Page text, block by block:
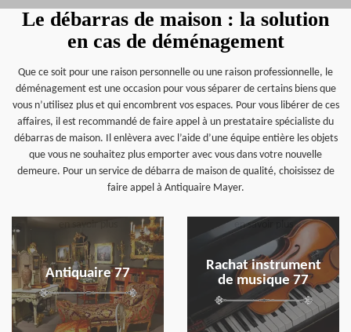
Le débarras de maison : la solution
en cas de déménagement
Que ce soit pour une raison personnelle ou une raison professionnelle, le
déménagement est une occasion pour vous séparer de certains biens que
vous n’utilisez plus et qui encombrent vos espaces. Pour vous libérer de ces
affaires, il est recommandé de faire appel à un prestataire spécialiste du
débarras de maison. Il enlèvera avec l’aide d’une équipe entière les objets
que vous ne souhaitez plus emporter avec vous dans votre nouvelle
demeure. Pour un service de débarra de maison de qualité, choisissez de
faire appel à Antiquaire Mayer.
Antiquaire 77
en savoir plus
Rachat instrument
de musique 77
en savoir plus